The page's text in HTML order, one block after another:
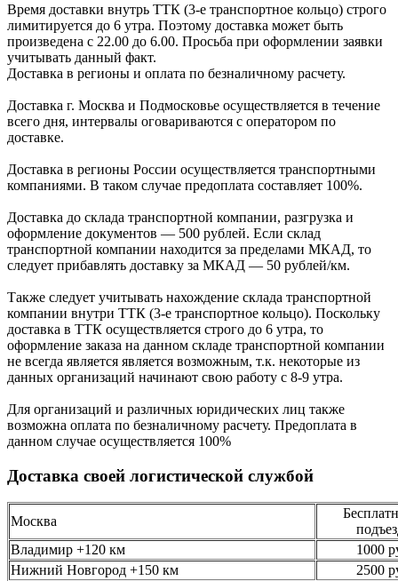
Время доставки внутрь ТТК (3-е транспортное кольцо) строго
лимитируется до 6 утра. Поэтому доставка может быть
произведена с 22.00 до 6.00. Просьба при оформлении заявки
учитывать данный факт.
Доставка в регионы и оплата по безналичному расчету.
Доставка г. Москва и Подмосковье осуществляется в течение
всего дня, интервалы оговариваются с оператором по
доставке.
Доcтавка в регионы России осуществляется транспортными
компаниями. В таком случае предоплата составляет 100%.
Доставка до склада транспортной компании, разгрузка и
оформление документов — 500 рублей. Если склад
транспортной компании находится за пределами МКАД, то
следует прибавлять доставку за МКАД — 50 рублей/км.
Также следует учитывать нахождение склада транспортной
компании внутри ТТК (3-е транспортное кольцо). Поскольку
доставка в ТТК осуществляется строго до 6 утра, то
оформление заказа на данном складе транспортной компании
не всегда является является возможным, т.к. некоторые из
данных организаций начинают свою работу с 8-9 утра.
Для организаций и различных юридических лиц также
возможна оплата по безналичному расчету. Предоплата в
данном случае осуществляется 100%
Доставка своей логистической службой
Москва
Владимир +120 км
1000
Нижний Новгород +150 км
2500